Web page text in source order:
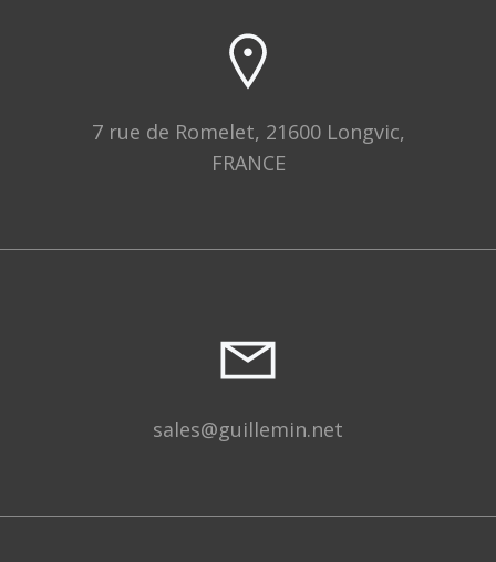
7 rue de Romelet, 21600 Longvic,
FRANCE
sales@guillemin.net